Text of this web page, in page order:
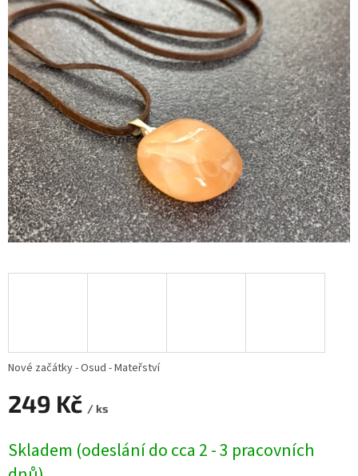
249 Kč / ks
cena:
Skladem (odeslání do cca 2 - 3 pracovních
Nové začátky - Osud - Mateřství